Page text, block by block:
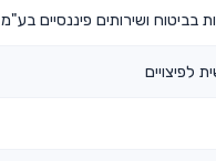
ושירותים פיננסיים בע"מ
לפיצויים